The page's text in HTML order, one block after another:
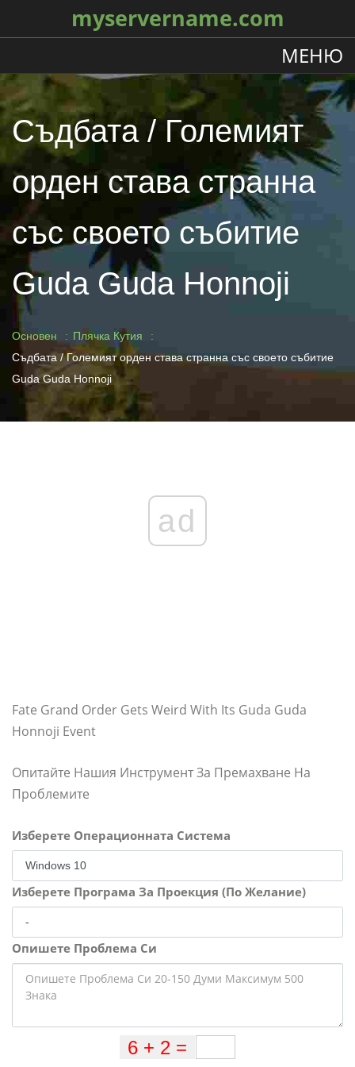
myservername.com
МЕНЮ
Съдбата / Големият
орден става странна
със своето събитие
Guda Guda Honnoji
Основен
Плячка Кутия
Съдбата / Големият орден става странна със своето събитие
Guda Guda Honnoji
ad
Fate Grand Order Gets Weird With Its Guda Guda
Honnoji Event
Опитайте Нашия Инструмент За Премахване На
Проблемите
Изберете Операционната Система
Изберете Програма За Проекция (По Желание)
Опишете Проблема Си